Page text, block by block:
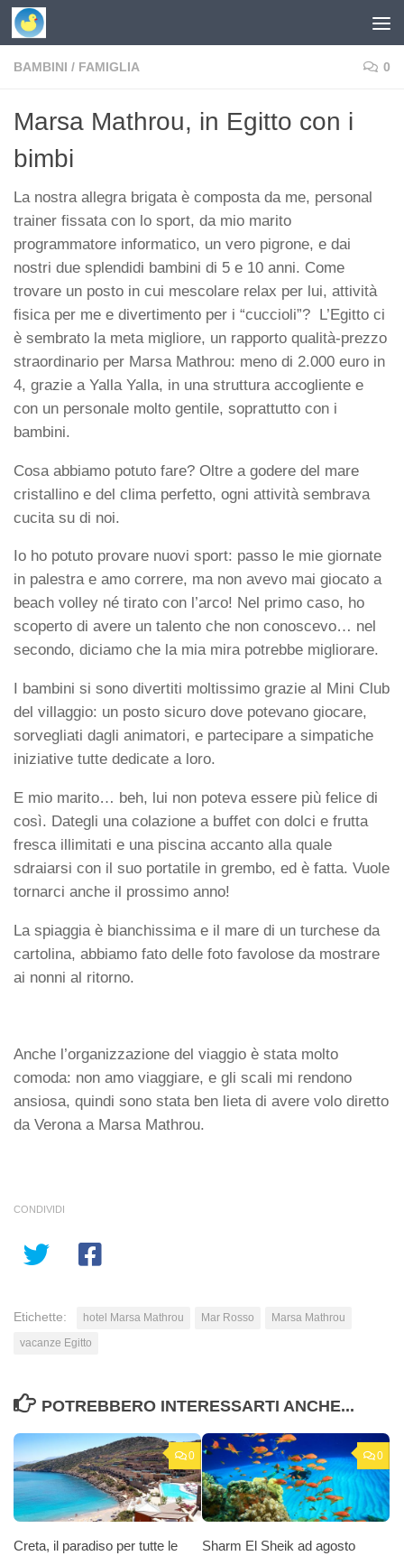
Skip to content
BAMBINI / FAMIGLIA 0
Marsa Mathrou, in Egitto con i
bimbi
La nostra allegra brigata è composta da me, personal
trainer fissata con lo sport, da mio marito
programmatore informatico, un vero pigrone, e dai
nostri due splendidi bambini di 5 e 10 anni. Come
trovare un posto in cui mescolare relax per lui, attività
fisica per me e divertimento per i “cuccioli”? L’Egitto ci
è sembrato la meta migliore, un rapporto qualità-prezzo
straordinario per Marsa Mathrou: meno di 2.000 euro in
4, grazie a Yalla Yalla, in una struttura accogliente e
con un personale molto gentile, soprattutto con i
bambini.
Cosa abbiamo potuto fare? Oltre a godere del mare
cristallino e del clima perfetto, ogni attività sembrava
cucita su di noi.
Io ho potuto provare nuovi sport: passo le mie giornate
in palestra e amo correre, ma non avevo mai giocato a
beach volley né tirato con l’arco! Nel primo caso, ho
scoperto di avere un talento che non conoscevo… nel
secondo, diciamo che la mia mira potrebbe migliorare.
I bambini si sono divertiti moltissimo grazie al Mini Club
del villaggio: un posto sicuro dove potevano giocare,
sorvegliati dagli animatori, e partecipare a simpatiche
iniziative tutte dedicate a loro.
E mio marito… beh, lui non poteva essere più felice di
così. Dategli una colazione a buffet con dolci e frutta
fresca illimitati e una piscina accanto alla quale
sdraiarsi con il suo portatile in grembo, ed è fatta. Vuole
tornarci anche il prossimo anno!
La spiaggia è bianchissima e il mare di un turchese da
cartolina, abbiamo fato delle foto favolose da mostrare
ai nonni al ritorno.
Anche l’organizzazione del viaggio è stata molto
comoda: non amo viaggiare, e gli scali mi rendono
ansiosa, quindi sono stata ben lieta di avere volo diretto
da Verona a Marsa Mathrou.
CONDIVIDI
Etichette: hotel Marsa Mathrou Mar Rosso
Marsa Mathrou
vacanze Egitto
POTREBBERO INTERESSARTI ANCHE...
0
Creta, il paradiso per tutte le
0
Sharm El Sheik ad agosto